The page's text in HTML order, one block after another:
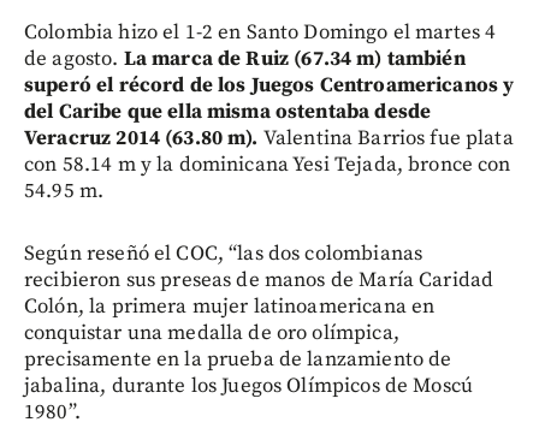
Colombia hizo el 1-2 en Santo Domingo el martes 4
de agosto. La marca de Ruiz (67.34 m) también
superó el récord de los Juegos Centroamericanos y
del Caribe que ella misma ostentaba desde
Veracruz 2014 (63.80 m). Valentina Barrios fue plata
con 58.14 m y la dominicana Yesi Tejada, bronce con
54.95 m.
Según reseñó el COC, “las dos colombianas
recibieron sus preseas de manos de María Caridad
Colón, la primera mujer latinoamericana en
conquistar una medalla de oro olímpica,
precisamente en la prueba de lanzamiento de
jabalina, durante los Juegos Olímpicos de Moscú
1980”.